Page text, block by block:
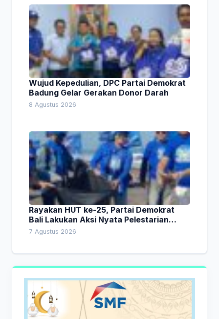
Wujud Kepedulian, DPC Partai Demokrat
Badung Gelar Gerakan Donor Darah
8 Agustus 2026
Rayakan HUT ke-25, Partai Demokrat
Bali Lakukan Aksi Nyata Pelestarian
Lingkungan
7 Agustus 2026